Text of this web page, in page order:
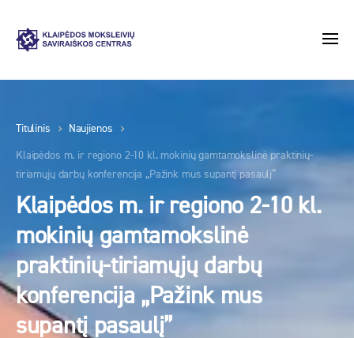
Titulinis Naujienos
Klaipėdos m. ir regiono 2-10 kl. mokinių gamtamokslinė praktinių-
tiriamųjų darbų konferencija „Pažink mus supantį pasaulį”
Klaipėdos m. ir regiono 2-10 kl.
mokinių gamtamokslinė
praktinių-tiriamųjų darbų
konferencija „Pažink mus
supantį pasaulį”